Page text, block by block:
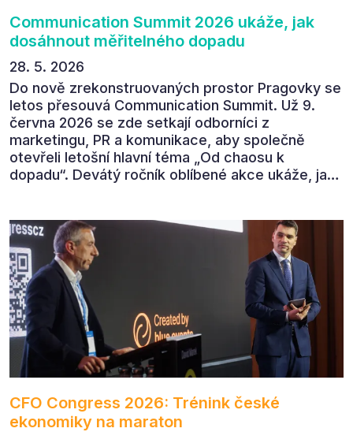
Communication Summit 2026 ukáže, jak
dosáhnout měřitelného dopadu
28. 5. 2026
Do nově zrekonstruovaných prostor Pragovky se
letos přesouvá Communication Summit. Už 9.
června 2026 se zde setkají odborníci z
marketingu, PR a komunikace, aby společně
otevřeli letošní hlavní téma „Od chaosu k
dopadu“. Devátý ročník oblíbené akce ukáže, jak
CFO Congress 2026: Trénink české
ekonomiky na maraton